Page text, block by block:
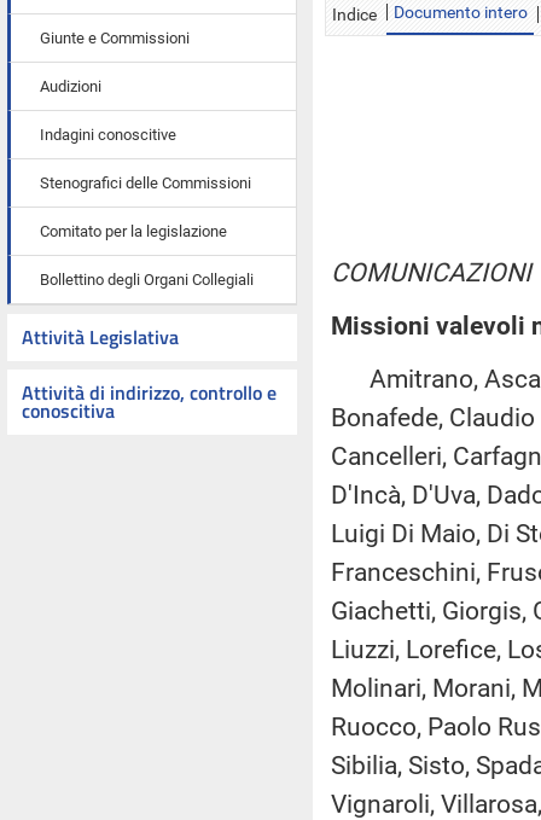
Giunte e Commissioni
Audizioni
Indagini conoscitive
Stenografici delle Commissioni
Comitato per la legislazione
Bollettino degli Organi Collegiali
Attività Legislativa
Attività di indirizzo, controllo e
conoscitiva
Indice Documento intero
COMUNICAZIONI
Missioni valevoli
Amitrano,
Bonafede,
Cancelleri,
D'Incà, D'Uva,
Luigi Di Maio, Di
Franceschini,
Giachetti, Giorgis,
Liuzzi, Lorefice,
Molinari, Morani,
Ruocco, Paolo
Sibilia, Sisto,
Vignaroli,